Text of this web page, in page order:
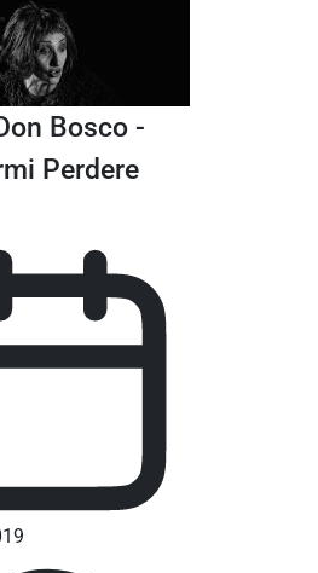
Bosco -
Perdere